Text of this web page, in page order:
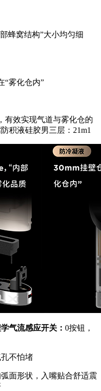
蜂窝结构”大小均匀细
“雾化仓内”
有效实现气道与雾化仓的
积液硅胶男三层：21m1
气流感应开关： 0按钮，
不怕堵
面形状，入嘴贴合舒适震